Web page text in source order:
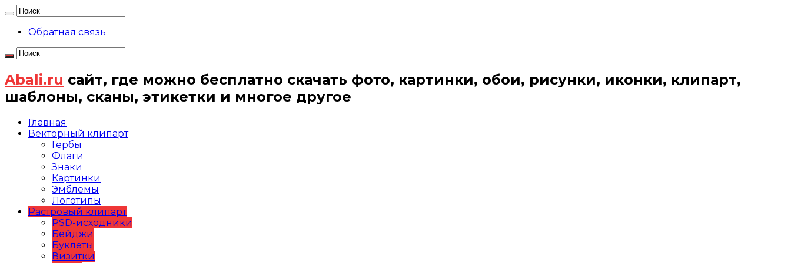
Обратная связь
Abali.ru сайт, где можно бесплатно скачать фото, картинки, обои, рисунки, иконки, клипарт,
шаблоны, сканы, этикетки и многое другое
Главная
Векторный клипарт
Гербы
Флаги
Знаки
Картинки
Эмблемы
Логотипы
Растровый клипарт
PSD-исходники
Бейджи
Буклеты
Визитки